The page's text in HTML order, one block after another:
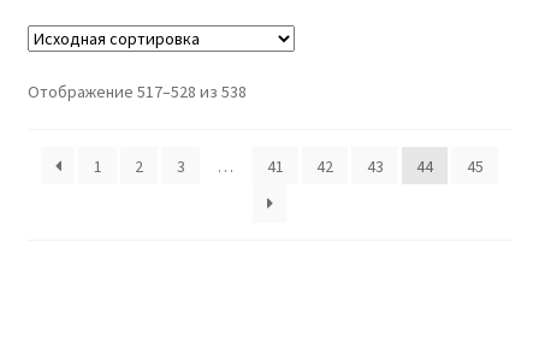
Отображение 517–528 из 538
1 2 3 … 41 42 43 44 45